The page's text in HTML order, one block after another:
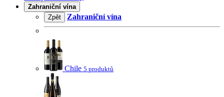
Zahraniční vína
Zpět
Zahraniční vína
Chile 5 produktů